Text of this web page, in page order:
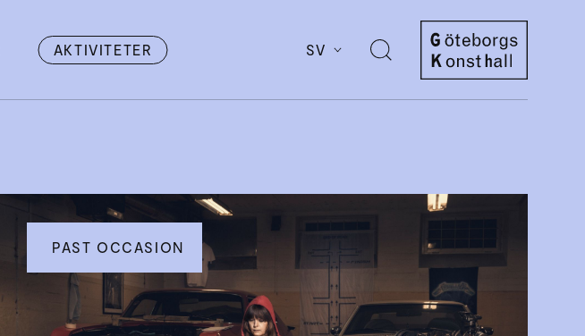
AKTIVITETER SV
Öppna
PAST OCCASION